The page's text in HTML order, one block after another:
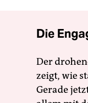
Die
Der
zeigt, wie
Gerade